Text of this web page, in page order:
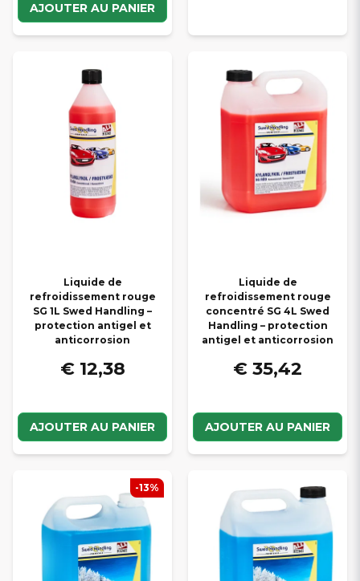
AJOUTER AU PANIER
Liquide de
refroidissement rouge
SG 1L Swed Handling –
protection antigel et
anticorrosion
€ 12,38
AJOUTER AU PANIER
Liquide de
refroidissement rouge
concentré SG 4L Swed
Handling – protection
antigel et anticorrosion
€ 35,42
AJOUTER AU PANIER
-13%